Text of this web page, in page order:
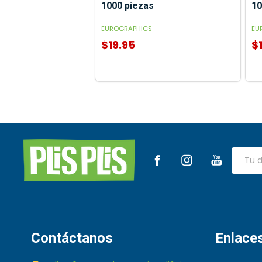
1000 piezas
EUROGRAPHICS
$19.95
Inicio
de
Contáctanos